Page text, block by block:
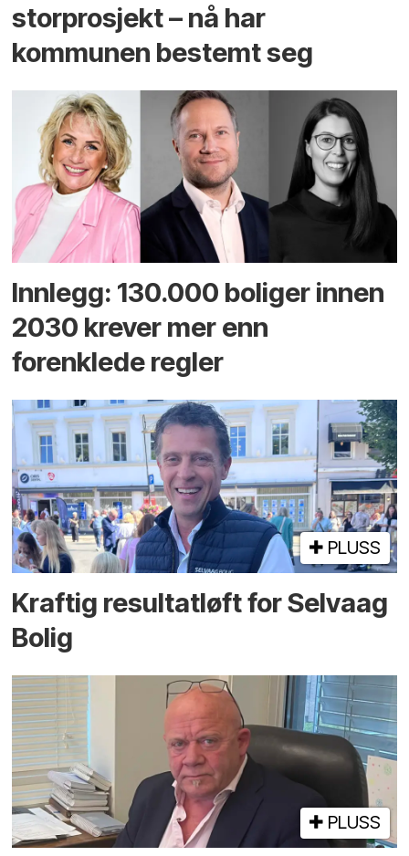
storprosjekt – nå har
kommunen bestemt seg
Innlegg: 130.000 boliger innen
2030 krever mer enn
forenklede regler
PLUSS
Kraftig resultatløft for Selvaag
Bolig
PLUSS